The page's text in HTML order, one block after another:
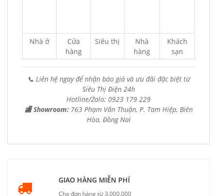
Nhà ở
Cửa
hàng
Siêu thị
Nhà
hàng
Khách
sạn
📞 Liên hệ ngay để nhận báo giá và ưu đãi đặc biệt từ
Siêu Thị Điện 24h
Hotline/Zalo: 0923 179 229
🏬 Showroom: 763 Phạm Văn Thuận, P. Tam Hiệp, Biên
Hòa, Đồng Nai
GIAO HÀNG MIỄN PHÍ
Cho đơn hàng từ 3.000.000